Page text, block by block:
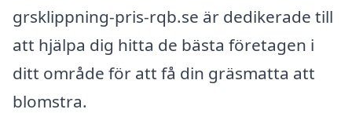
grsklippning-pris-rqb.se är dedikerade till
att hjälpa dig hitta de bästa företagen i
ditt område för att få din gräsmatta att
blomstra.